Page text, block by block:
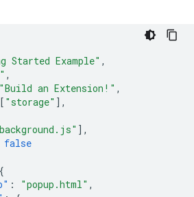
Started Example" ,
,
"Build an Extension!" ,
[ "storage" ],
],
false
{
: "popup.html" ,